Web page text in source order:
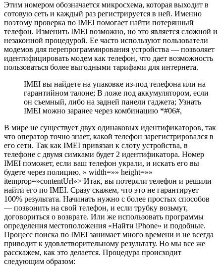
Этим номером обозначается микросхема, которая выходит в
сотовую сеть и каждый раз регистрируется в ней. Именно
поэтому проверка по IMEI помогает найти потерянный
телефон. Изменить IMEI возможно, но это является сложной и
незаконной процедурой. Ее часто используют пользователи
модемов для перепрограммирования устройства — позволяет
идентифицировать модем как телефон, что дает возможность
пользоваться более выгодными тарифами для интернета.
IMEI вы найдете на упаковке из-под телефона или на
гарантийном талоне; В ложе под аккумулятором, если
он съемный, либо на задней панели гаджета; Узнать
IMEI можно заранее через комбинацию *#06#,
В мире не существует двух одинаковых идентификаторов, так
что оператор точно знает, какой телефон зарегистрировался в
его сети. Так как IMEI привязан к слоту устройства, в
телефоне с двумя симками будет 2 идентификатора. Номер
IMEI поможет, если ваш телефон украли, и искать его вы
будете через полицию. » width=»» height=»»
itemprop=»contentUrl»> Итак, вы потеряли телефон и решили
найти его по IMEI. Сразу скажем, что это не гарантирует
100% результата. Начинать нужно с более простых способов
— позвонить на свой телефон, и если трубку возьмут,
договориться о возврате. Или же использовать программы
определения местоположения «Найти iPhone» и подобные.
Процесс поиска по IMEI занимает много времени и не всегда
приводит к удовлетворительному результату. Но мы все же
расскажем, как это делается. Процедура происходит
следующим образом: